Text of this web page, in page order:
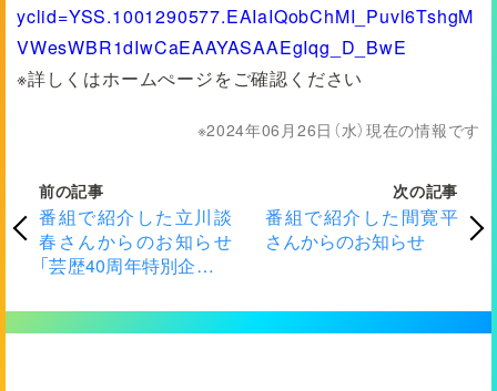
yclid=YSS.1001290577.EAIaIQobChMI_Puvl6TshgM
VWesWBR1dIwCaEAAYASAAEgIqg_D_BwE
※詳しくはホームぺージをご確認ください
2024年06月26日（水）現在の情報です
前の記事
番組で紹介した立川談
春さんからのお知らせ
「芸歴40周年特別企画
次の記事
番組で紹介した間寛平
さんからのお知らせ